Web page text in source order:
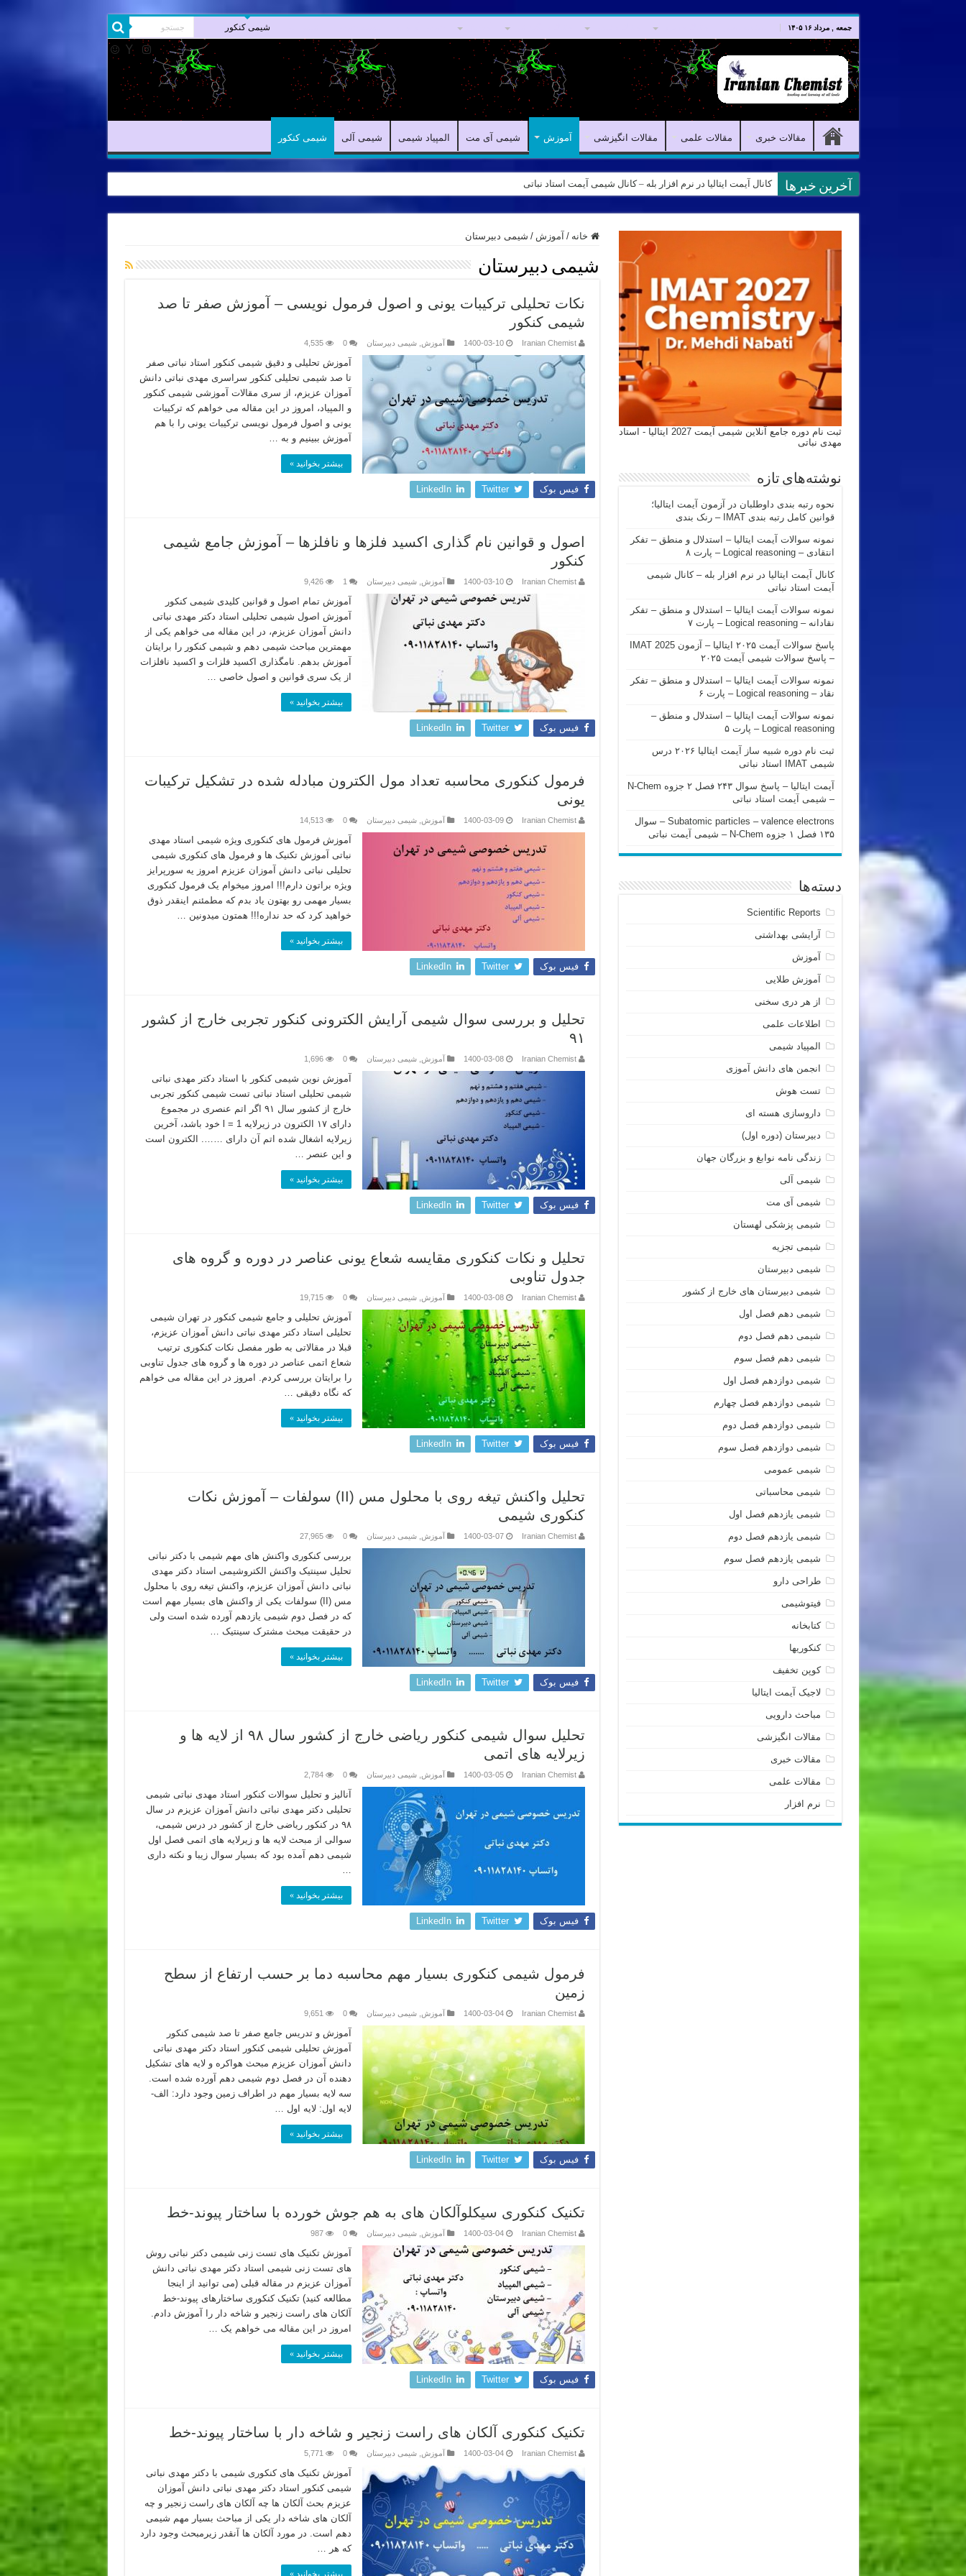
جمعه , مرداد ۱۶ ۱۴۰۵ شیمی کنکور
مقالات خبری مقالات علمی مقالات انگیزشی آموزش شیمی آی مت المپیاد شیمی شیمی آلی شیمی کنکور
آخرین خبرها کانال آیمت ایتالیا در نرم افزار بله – کانال شیمی آیمت استاد نباتی
خانه / آموزش / شیمی دبیرستان
شیمی دبیرستان
نکات تحلیلی ترکیبات یونی و اصول فرمول نویسی – آموزش صفر تا صد
شیمی کنکور
Iranian Chemist
1400-03-10 آموزش ,شیمی دبیرستان 0
4,535
آموزش تحلیلی و دقیق شیمی کنکور استاد نباتی صفر
تا صد شیمی تحلیلی کنکور سراسری مهدی نباتی دانش
آموزان عزیزم، از سری مقالات آموزشی شیمی کنکور
و المپیاد، امروز در این مقاله می خواهم که ترکیبات
یونی و اصول فرمول نویسی ترکیبات یونی را با هم
آموزش ببینیم و به …
بیشتر بخوانید »
فیس بوک Twitter
LinkedIn
اصول و قوانین نام گذاری اکسید فلزها و نافلزها – آموزش جامع شیمی
کنکور
Iranian Chemist
1400-03-10 آموزش ,شیمی دبیرستان 1
9,426
آموزش تمام اصول و قوانین کلیدی شیمی کنکور
آموزش اصول شیمی تحلیلی استاد دکتر مهدی نباتی
دانش آموزان عزیزم، در این مقاله می خواهم یکی از
مهمترین مباحث شیمی دهم و شیمی کنکور را برایتان
آموزش بدهم. نامگذاری اکسید فلزات و اکسید نافلزات
از یک سری قوانین و اصول خاصی …
بیشتر بخوانید »
فیس بوک Twitter
LinkedIn
فرمول کنکوری محاسبه تعداد مول الکترون مبادله شده در تشکیل ترکیبات
یونی
Iranian Chemist
1400-03-09 آموزش ,شیمی دبیرستان 0
14,513
آموزش فرمول های کنکوری ویژه شیمی استاد مهدی
نباتی آموزش تکنیک ها و فرمول های کنکوری شیمی
تحلیلی نباتی دانش آموزان عزیزم امروز یه سورپرایز
ویژه براتون دارم!!! امروز میخوام یک فرمول کنکوری
بسیار مهمی رو بهتون یاد بدم که مطمئنم اینقدر ذوق
خواهید کرد که حد نداره!!! همتون میدونین …
بیشتر بخوانید »
فیس بوک Twitter
LinkedIn
تحلیل و بررسی سوال شیمی آرایش الکترونی کنکور تجربی خارج از کشور
۹۱
Iranian Chemist
1400-03-08 آموزش ,شیمی دبیرستان 0
1,696
آموزش نوین شیمی کنکور با استاد دکتر مهدی نباتی
شیمی تحلیلی استاد نباتی تست شیمی کنکور تجربی
خارج از کشور سال ۹۱ اگر اتم عنصری در مجموع
دارای ۱۷ الکترون در زیرلایه l = 1 خود باشد، آخرین
زیرلایه اشغال شده اتم آن دارای ……. الکترون است
و این عنصر …
بیشتر بخوانید »
فیس بوک Twitter
LinkedIn
تحلیل و نکات کنکوری مقایسه شعاع یونی عناصر در دوره و گروه های
جدول تناوبی
Iranian Chemist
1400-03-08 آموزش ,شیمی دبیرستان 0
19,715
آموزش تحلیلی و جامع شیمی کنکور در تهران شیمی
تحلیلی استاد دکتر مهدی نباتی دانش آموزان عزیزم،
قبلا در مقالاتی به طور مفصل نکات کنکوری ترتیب
شعاع اتمی عناصر در دوره ها و گروه های جدول تناوبی
را برایتان بررسی کردم. امروز در این مقاله می خواهم
که نگاه دقیقی …
بیشتر بخوانید »
فیس بوک Twitter
LinkedIn
تحلیل واکنش تیغه روی با محلول مس (II) سولفات – آموزش نکات
کنکوری شیمی
Iranian Chemist
1400-03-07 آموزش ,شیمی دبیرستان 0
27,965
بررسی کنکوری واکنش های مهم شیمی با دکتر نباتی
تحلیل سینتیک واکنش الکتروشیمی استاد دکتر مهدی
نباتی دانش آموزان عزیزم، واکنش تیغه روی با محلول
مس (II) سولفات یکی از واکنش های بسیار مهم است
که در فصل دوم شیمی یازدهم آورده شده است ولی
در حقیقت مبحث مشترک سینتیک …
بیشتر بخوانید »
فیس بوک Twitter
LinkedIn
تحلیل سوال شیمی کنکور ریاضی خارج از کشور سال ۹۸ از لایه ها و
زیرلایه های اتمی
Iranian Chemist
1400-03-05 آموزش ,شیمی دبیرستان 0
2,784
آنالیز و تحلیل سوالات کنکور استاد مهدی نباتی شیمی
تحلیلی دکتر مهدی نباتی دانش آموزان عزیزم در سال
۹۸ در کنکور ریاضی خارج از کشور در درس شیمی،
سوالی از مبحث لایه ها و زیرلایه های اتمی فصل اول
شیمی دهم آمده بود که بسیار سوال زیبا و نکته داری
…
بیشتر بخوانید »
فیس بوک Twitter
LinkedIn
فرمول شیمی کنکوری بسیار مهم محاسبه دما بر حسب ارتفاع از سطح
زمین
Iranian Chemist
1400-03-04 آموزش ,شیمی دبیرستان 0
9,651
آموزش و تدریس جامع صفر تا صد شیمی کنکور
آموزش تحلیلی شیمی کنکور استاد دکتر مهدی نباتی
دانش آموزان عزیزم مبحث هواکره و لایه های تشکیل
دهنده آن در فصل دوم شیمی دهم آورده شده است.
سه لایه بسیار مهم در اطراف زمین وجود دارد: الف-
لایه اول: لایه اول …
بیشتر بخوانید »
فیس بوک Twitter
LinkedIn
تکنیک کنکوری سیکلوآلکان های به هم جوش خورده با ساختار پیوند-خط
Iranian Chemist
1400-03-04 آموزش ,شیمی دبیرستان 0
987
آموزش تکنیک های تست زنی شیمی دکتر نباتی روش
های تست زنی شیمی استاد دکتر مهدی نباتی دانش
آموزان عزیزم در مقاله قبلی (می توانید از اینجا
مطالعه کنید) تکنیک کنکوری ساختارهای پیوند-خط
آلکان های راست زنجیر و شاخه دار را آموزش دادم.
امروز در این مقاله می خواهم یک …
بیشتر بخوانید »
فیس بوک Twitter
LinkedIn
تکنیک کنکوری آلکان های راست زنجیر و شاخه دار با ساختار پیوند-خط
Iranian Chemist
1400-03-04 آموزش ,شیمی دبیرستان 0
5,771
آموزش تکنیک های کنکوری شیمی با دکتر مهدی نباتی
شیمی کنکور استاد دکتر مهدی نباتی دانش آموزان
عزیزم بحث آلکان ها چه آلکان های راست زنجیر و چه
آلکان های شاخه دار یکی از مباحث بسیار مهم شیمی
دهم است. در مورد آلکان ها آنقدر زیرمبحث وجود دارد
که هر …
بیشتر بخوانید »
ثبت نام دوره جامع آنلاین شیمی آیمت 2027 ایتالیا - استاد
مهدی نباتی
نوشته‌های تازه
نحوه رتبه بندی داوطلبان در آزمون آیمت ایتالیا؛
قوانین کامل رتبه بندی IMAT – رنک بندی
نمونه سوالات آیمت ایتالیا – استدلال و منطق – تفکر
انتقادی – Logical reasoning – پارت ۸
کانال آیمت ایتالیا در نرم افزار بله – کانال شیمی
آیمت استاد نباتی
نمونه سوالات آیمت ایتالیا – استدلال و منطق – تفکر
نقادانه – Logical reasoning – پارت ۷
پاسخ سوالات آیمت ۲۰۲۵ ایتالیا – آزمون IMAT 2025
– پاسخ سوالات شیمی آیمت ۲۰۲۵
نمونه سوالات آیمت ایتالیا – استدلال و منطق – تفکر
نقاد – Logical reasoning – پارت ۶
نمونه سوالات آیمت ایتالیا – استدلال و منطق –
Logical reasoning – پارت ۵
ثبت نام دوره شبیه ساز آیمت ایتالیا ۲۰۲۶ درس
شیمی IMAT استاد نباتی
آیمت ایتالیا – پاسخ سوال ۲۴۳ فصل ۲ جزوه N-Chem
– شیمی آیمت استاد نباتی
Subatomic particles – valence electrons – سوال
۱۳۵ فصل ۱ جزوه N-Chem – شیمی آیمت نباتی
دسته‌ها
Scientific Reports
آرایشی بهداشتی
آموزش
آموزش طلایی
از هر دری سخنی
اطلاعات علمی
المپیاد شیمی
انجمن های دانش آموزی
تست هوش
داروسازی هسته ای
دبیرستان (دوره اول)
زندگی نامه نوابغ و بزرگان جهان
شیمی آلی
شیمی آی مت
شیمی پزشکی لهستان
شیمی تجزیه
شیمی دبیرستان
شیمی دبیرستان های خارج از کشور
شیمی دهم فصل اول
شیمی دهم فصل دوم
شیمی دهم فصل سوم
شیمی دوازدهم فصل اول
شیمی دوازدهم فصل چهارم
شیمی دوازدهم فصل دوم
شیمی دوازدهم فصل سوم
شیمی عمومی
شیمی محاسباتی
شیمی یازدهم فصل اول
شیمی یازدهم فصل دوم
شیمی یازدهم فصل سوم
طراحی دارو
فیتوشیمی
کتابخانه
کنکوریها
کوپن تخفیف
لاجیک آیمت ایتالیا
مباحث دارویی
مقالات انگیزشی
مقالات خبری
مقالات علمی
نرم افزار